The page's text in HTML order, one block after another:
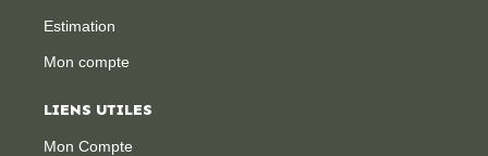
Estimation
Mon compte
LIENS UTILES
Mon Compte